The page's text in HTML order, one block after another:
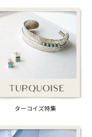
ターコイズ特集